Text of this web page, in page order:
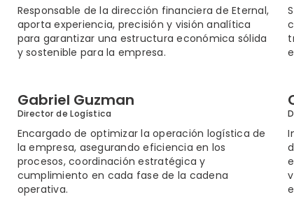
Responsable de la dirección financiera de Eternal,
aporta experiencia, precisión y visión analítica
para garantizar una estructura económica sólida
y sostenible para la empresa.
Gabriel Guzman
Director de Logística
Encargado de optimizar la operación logística de
la empresa, asegurando eficiencia en los
procesos, coordinación estratégica y
cumplimiento en cada fase de la cadena
operativa.